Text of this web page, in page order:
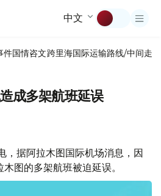
中文
件国情咨文跨里海国际运输路线/中间走廊
成多架航班延误
，据阿拉木图国际机场消息，因
图的多架航班被迫延误。